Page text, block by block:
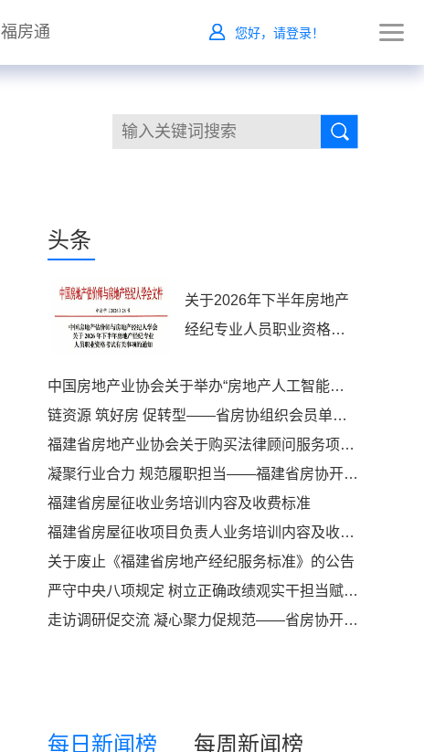
福房通 您好，请登录！
头条
关于2026年下半年房地产
经纪专业人员职业资格考
中国房地产业协会关于举办“房地产人工智能应用能力提升高级研修班”的通知
链资源 筑好房 促转型——省房协组织会员单位参加成长型房企高质量发展赋能会议
福建省房地产业协会关于购买法律顾问服务项目询价函
凝聚行业合力 规范履职担当——福建省房协开市委召开2026年首次主任（副）委员会议
福建省房屋征收业务培训内容及收费标准
福建省房屋征收项目负责人业务培训内容及收费标准
关于废止《福建省房地产经纪服务标准》的公告
严守中央八项规定 树立正确政绩观实干担当赋能行业高质量发展——中共福建省住建厅社会组织第二支部委员会开展专题党课活动
走访调研促交流 凝心聚力促规范——省房协开市委走访贝壳找房（福州）开展座谈交流
每日新闻榜 每周新闻榜